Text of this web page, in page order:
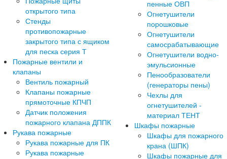
открытого типа
Стенды
противопожарные
закрытого типа с ящиком
для песка серия Т
Пожарные вентили и
клапаны
Вентиль пожарный
Клапаны пожарные
прямоточные КПЧП
Датчик положения
пожарного клапана ДППК
Рукава пожарные
Рукава пожарные для ПК
Рукава пожарные
пенные ОВП
Огнетушители
порошковые
Огнетушители
самосрабатывающие
Огнетушители водно-
эмульсионные
Пенообразователи
(генераторы пены)
Чехлы для
огнетушителей -
материал ТЕНТ
Шкафы пожарные
Шкафы для пожарного
крана (ШПК)
Шкафы пожарные для